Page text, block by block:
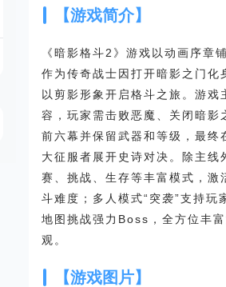
【游戏简介】
《暗影格斗2》游戏以动画序章
作为传奇战士因打开暗影之门化
以剪影形象开启格斗之旅。游戏
容，玩家需击败恶魔、关闭暗影
前六幕并保留武器和等级，最终
大征服者展开史诗对决。除主线
赛、挑战、生存等丰富模式，激
斗难度；多人模式“突袭”支持玩
地图挑战强力Boss，全方位丰
观。
【游戏图片】